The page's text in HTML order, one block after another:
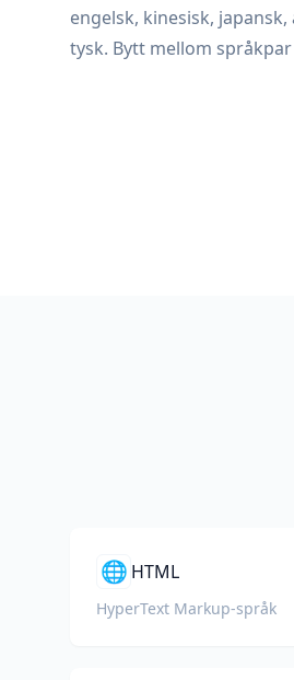
engelsk, kinesisk,
tysk. Bytt mellom
🌐 HTML
HyperText Markup-språk